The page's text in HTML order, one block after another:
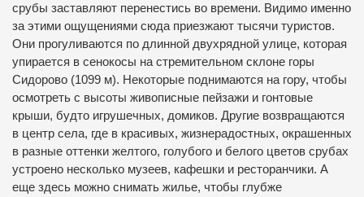
срубы заставляют перенестись во времени. Видимо именно
за этими ощущениями сюда приезжают тысячи туристов.
Они прогуливаются по длинной двухрядной улице, которая
упирается в сенокосы на стремительном склоне горы
Сидорово (1099 м). Некоторые поднимаются на гору, чтобы
осмотреть с высоты живописные пейзажи и гонтовые
крыши, будто игрушечных, домиков. Другие возвращаются
в центр села, где в красивых, жизнерадостных, окрашенных
в разные оттенки желтого, голубого и белого цветов срубах
устроено несколько музеев, кафешки и ресторанчики. А
еще здесь можно снимать жилье, чтобы глубже